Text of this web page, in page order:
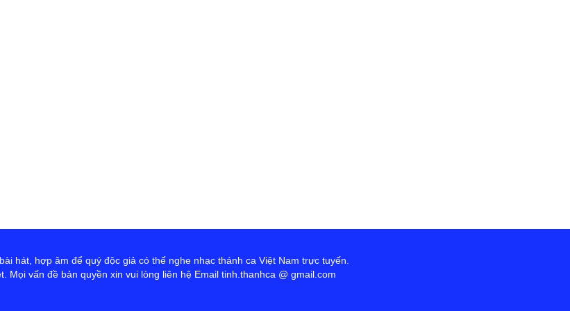
hát, hợp âm để quý độc giả có thể nghe nhạc thánh ca Việt Nam trực tuyến.
vấn đề bản quyền xin vui lòng liên hệ Email tinh.thanhca @ gmail.com